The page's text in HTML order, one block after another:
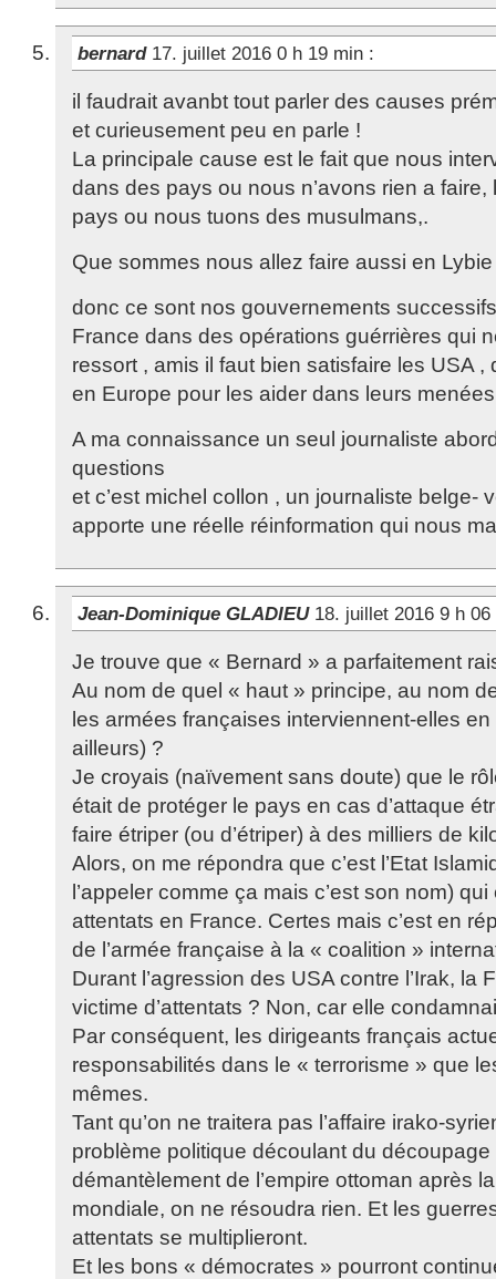
bernard 17. juillet 2016 0 h 19 min :
il faudrait avanbt tout parler des causes
et curieusement peu en parle !
La principale cause est le fait que nous
dans des pays ou nous n’avons rien a
pays ou nous tuons des musulmans,.
Que sommes nous allez faire aussi en
donc ce sont nos gouvernements
France dans des opérations guérrières qui
ressort , amis il faut bien satisfaire les USA
en Europe pour les aider dans leurs
A ma connaissance un seul journaliste
questions
et c’est michel collon , un journaliste belge-
apporte une réelle réinformation qui nous
Jean-Dominique GLADIEU 18. juillet 2016 9 h
Je trouve que « Bernard » a parfaitement
Au nom de quel « haut » principe, au nom
les armées françaises interviennent-elles
ailleurs) ?
Je croyais (naïvement sans doute) que le
était de protéger le pays en cas d’attaque
faire étriper (ou d’étriper) à des milliers de
Alors, on me répondra que c’est l’Etat
l’appeler comme ça mais c’est son nom)
attentats en France. Certes mais c’est en
de l’armée française à la « coalition »
Durant l’agression des USA contre l’Irak, la
victime d’attentats ? Non, car elle
Par conséquent, les dirigeants français
responsabilités dans le « terrorisme » que
mêmes.
Tant qu’on ne traitera pas l’affaire irako-
problème politique découlant du
démantèlement de l’empire ottoman après
mondiale, on ne résoudra rien. Et les
attentats se multiplieront.
Et les bons « démocrates » pourront